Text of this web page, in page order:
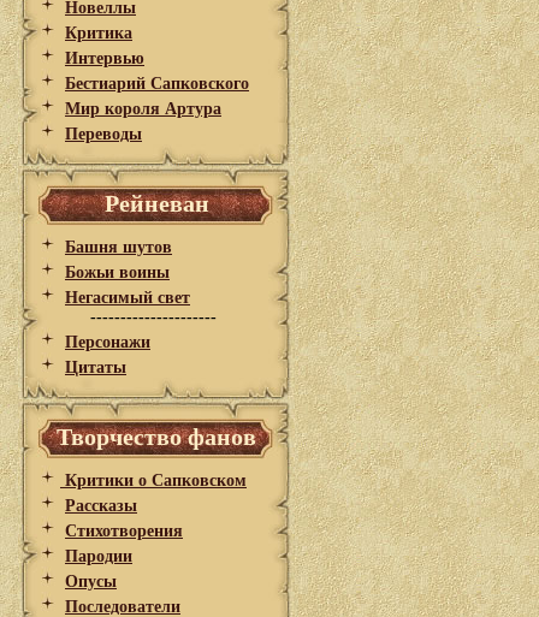
Новеллы
Критика
Интервью
Бестиарий Сапковского
Мир короля Артура
Переводы
Рейневан
Башня шутов
Божьи воины
Негасимый свет
---------------------
Персонажи
Цитаты
Творчество фанов
Критики о Сапковском
Рассказы
Стихотворения
Пародии
Опусы
Последователи